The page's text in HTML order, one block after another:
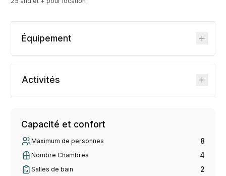
Équipement
Activités
Capacité et confort
Maximum de personnes 8
Nombre Chambres 4
Salles de bain 2